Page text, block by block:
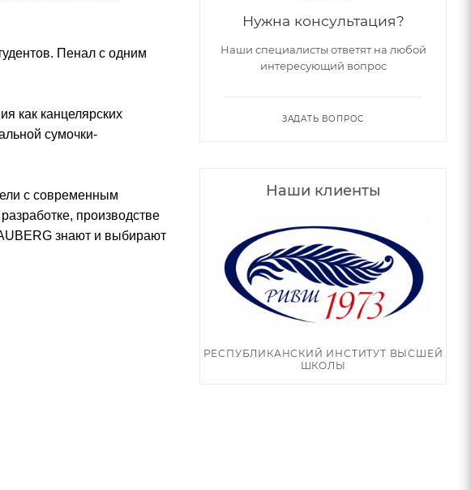
Пенал с одним
как канцелярских
сумочки-
с современным
производстве
знают и выбирают
Нужна консультация?
Наши специалисты ответят на любой
интересующий вопрос
ЗАДАТЬ ВОПРОС
Наши клиенты
РЕСПУБЛИКАНСКИЙ ИНСТИТУТ ВЫСШЕЙ
ШКОЛЫ